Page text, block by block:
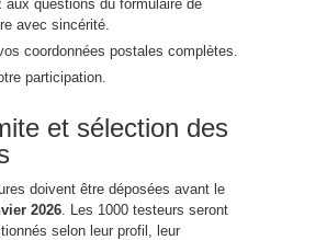
aux questions du formulaire de
avec sincérité.
coordonnées postales complètes.
participation.
et sélection des
doivent être déposées avant le
2026 . Les 1000 testeurs seront
selon leur profil, leur